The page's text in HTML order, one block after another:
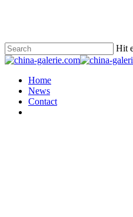
content
Hit
Close
Menu
Home
News
Contact